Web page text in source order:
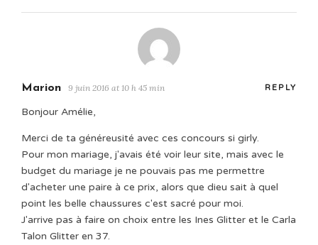
Marion 9 juin 2016 at 10 h 45 min REPLY
Bonjour Amélie,
Merci de ta généreusité avec ces concours si girly.
Pour mon mariage, j'avais été voir leur site, mais avec le
budget du mariage je ne pouvais pas me permettre
d'acheter une paire à ce prix, alors que dieu sait à quel
point les belle chaussures c'est sacré pour moi.
J'arrive pas à faire on choix entre les Ines Glitter et le Carla
Talon Glitter en 37.